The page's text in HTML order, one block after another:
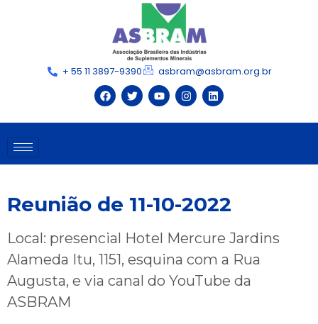
+ 55 11 3897-9390 asbram@asbram.org.br
Reunião de 11-10-2022
Local: presencial Hotel Mercure Jardins
Alameda Itu, 1151, esquina com a Rua
Augusta, e via canal do YouTube da
ASBRAM